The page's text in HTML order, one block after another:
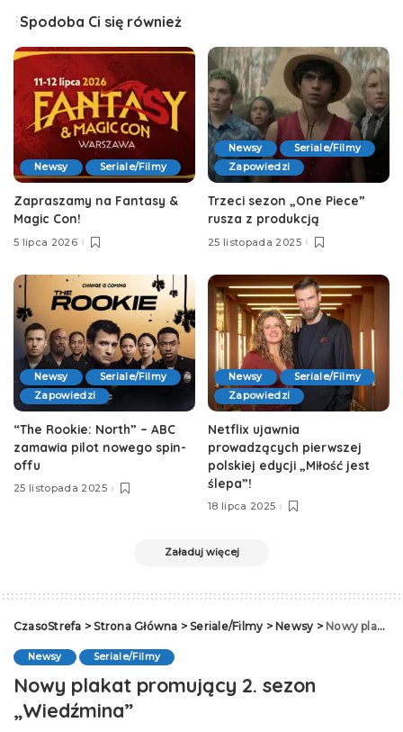
Spodoba Ci się również
Newsy Seriale/Filmy
Zapraszamy na Fantasy &
Magic Con!
5 lipca 2026
Newsy
Seriale/Filmy
Zapowiedzi
Trzeci sezon „One Piece”
rusza z produkcją
25 listopada 2025
Newsy
Seriale/Filmy
Zapowiedzi
“The Rookie: North” – ABC
zamawia pilot nowego spin-
offu
25 listopada 2025
Newsy
Seriale/Filmy
Zapowiedzi
Netflix ujawnia
prowadzących pierwszej
polskiej edycji „Miłość jest
ślepa”!
18 lipca 2025
Załaduj więcej
CzasoStrefa >Strona Główna >Seriale/Filmy>Newsy>Nowy plakat promujący 2. sezon „Wiedźmina”
Newsy Seriale/Filmy
Nowy plakat promujący 2. sezon
„Wiedźmina”